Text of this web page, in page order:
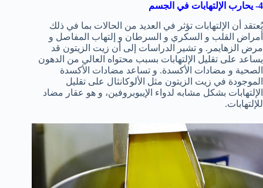
4- يحارب الإلتهابات في الجسم
يُعتقد أن الإلتهابات تؤثر في العديد من الحالات بما في ذلك
أمراض القلب و السكري و السرطان و إلتهاب المفاصل و
مرض الزهايمر. و تشير الدراسات إلى أن زيت الزيتون قد
يساعد على تقليل الإلتهابات بسبب محتواه العالي من الدهون
الصحية و مضادات الأكسدة. و تساعد مضادات الأكسدة
الموجودة في زيت الزيتون مثل الألوكانثال على تقليل
الإلتهابات بشكل مشابه لدواء الإيبوبروفين، و هو عقار مضاد
للإلتهابات.